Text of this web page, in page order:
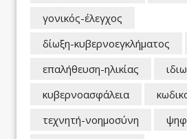
γονικός-έλεγχος
δίωξη-κυβερνοεγκλήματος
επαλήθευση-ηλικίας
κυβερνοασφάλεια
τεχνητή-νοημοσύνη